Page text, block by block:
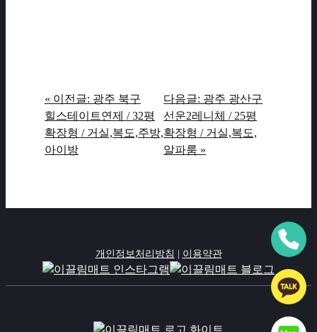
« 이전글: 광주 북구
힐스테이트연제 / 32평
확장형 / 거실,복도,주방,
아이방
다음글: 광주 광산구
선운2레니체 / 25평
확장형 / 거실,복도,
알파룸 »
개인정보처리방침 | 이용약관